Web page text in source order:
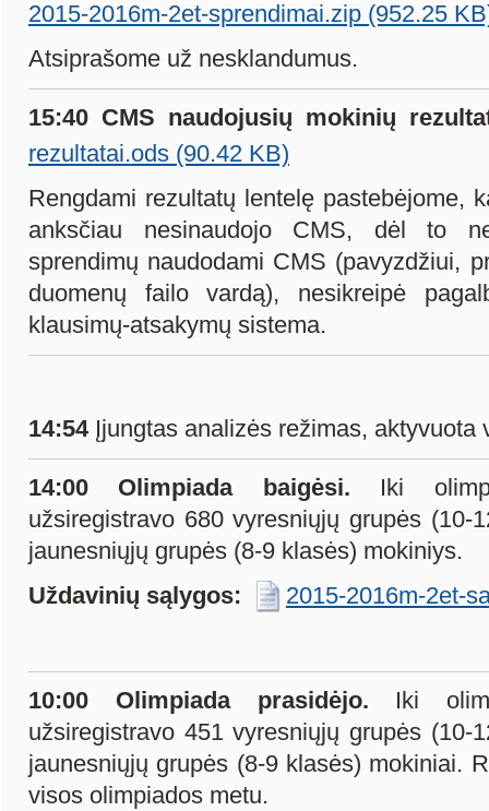
2015-2016m-2et-sprendimai.zip (952.25
Atsiprašome už nesklandumus.
15:40 CMS naudojusių mokinių
rezultatai.ods (90.42 KB)
Rengdami rezultatų lentelę pastebėjome,
anksčiau nesinaudojo CMS, dėl to
sprendimų naudodami CMS (pavyzdžiui,
duomenų failo vardą), nesikreipė
klausimų-atsakymų sistema.
14:54Įjungtas analizės režimas, aktyvuota
14:00 Olimpiada baigėsi. Iki
užsiregistravo 680 vyresniųjų grupės (10-
jaunesniųjų grupės (8-9 klasės) mokiniys.
Uždavinių sąlygos:
2015-2016m-2et-
10:00 Olimpiada prasidėjo. Iki
užsiregistravo 451 vyresniųjų grupės (10-
jaunesniųjų grupės (8-9 klasės) mokiniai.
visos olimpiados metu.